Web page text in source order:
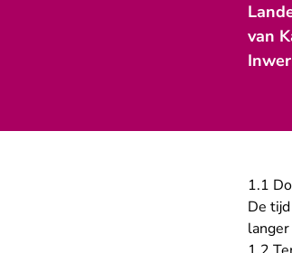
van
1.1
De